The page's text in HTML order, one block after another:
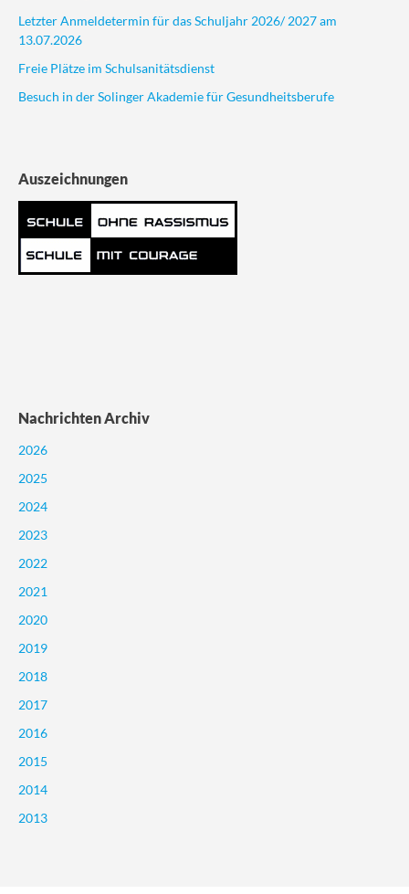
Letzter Anmeldetermin für das Schuljahr 2026/ 2027 am
13.07.2026
Freie Plätze im Schulsanitätsdienst
Besuch in der Solinger Akademie für Gesundheitsberufe
Auszeichnungen
Nachrichten Archiv
2026
2025
2024
2023
2022
2021
2020
2019
2018
2017
2016
2015
2014
2013